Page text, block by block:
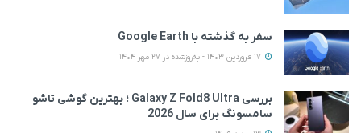
سفر به گذشته با Google Earth
بررسی Galaxy Z Fold8 Ultra ؛ بهترین گوشی تاشو
سامسونگ برای سال 2026